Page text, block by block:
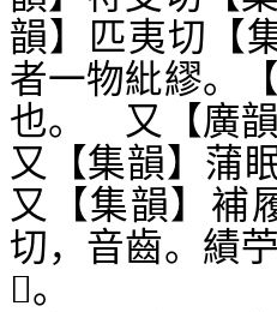
韻】匹夷切【
者一物紕繆。
也。 又【廣
又【集韻】蒲
又【集韻】補
切，音齒。績
𦀘。